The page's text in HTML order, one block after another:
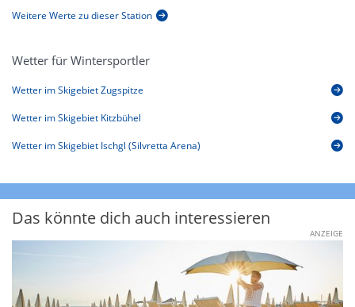
Weitere Werte zu dieser Station
Wetter für Wintersportler
Wetter im Skigebiet Zugspitze
Wetter im Skigebiet Kitzbühel
Wetter im Skigebiet Ischgl (Silvretta Arena)
Das könnte dich auch interessieren
ANZEIGE